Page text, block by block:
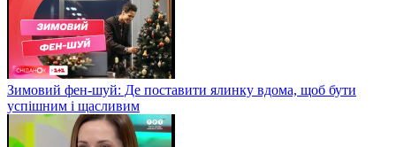
Зимовий фен-шуй: Де поставити ялинку вдома, щоб бути
успішним і щасливим